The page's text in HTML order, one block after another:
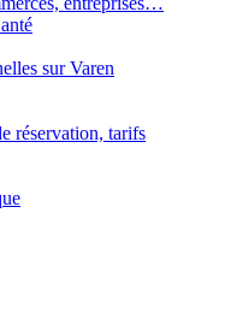
sur Varen
réservation, tarifs